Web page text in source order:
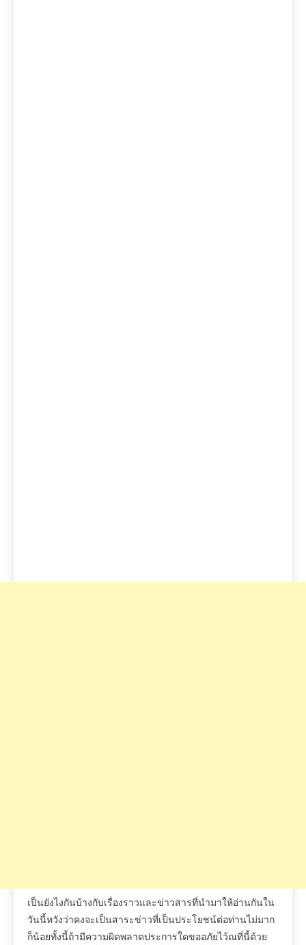
เป็นยังไงกันบ้างกับเรื่องราวและข่าวสารที่นำมาให้อ่านกันใน
วันนี้หวังว่าคงจะเป็นสาระข่าวที่เป็นประโยชน์ต่อท่านไม่มาก
ก็น้อยทั้งนี้ถ้ามีความผิดพลาดประการใดขออภัยไว้ณที่นี้ด้วย